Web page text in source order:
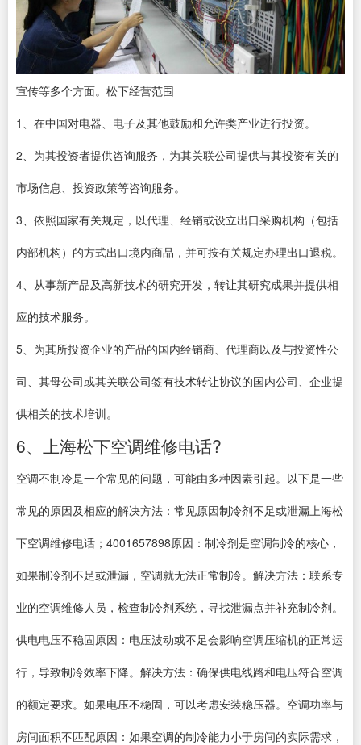
宣传等多个方面。松下经营范围
1、在中国对电器、电子及其他鼓励和允许类产业进行投资。
2、为其投资者提供咨询服务，为其关联公司提供与其投资有关的
市场信息、投资政策等咨询服务。
3、依照国家有关规定，以代理、经销或设立出口采购机构（包括
内部机构）的方式出口境内商品，并可按有关规定办理出口退税。
4、从事新产品及高新技术的研究开发，转让其研究成果并提供相
应的技术服务。
5、为其所投资企业的产品的国内经销商、代理商以及与投资性公
司、其母公司或其关联公司签有技术转让协议的国内公司、企业提
供相关的技术培训。
6、上海松下空调维修电话?
空调不制冷是一个常见的问题，可能由多种因素引起。以下是一些
常见的原因及相应的解决方法：常见原因制冷剂不足或泄漏上海松
下空调维修电话；4001657898原因：制冷剂是空调制冷的核心，
如果制冷剂不足或泄漏，空调就无法正常制冷。解决方法：联系专
业的空调维修人员，检查制冷剂系统，寻找泄漏点并补充制冷剂。
供电电压不稳固原因：电压波动或不足会影响空调压缩机的正常运
行，导致制冷效率下降。解决方法：确保供电线路和电压符合空调
的额定要求。如果电压不稳固，可以考虑安装稳压器。空调功率与
房间面积不匹配原因：如果空调的制冷能力小于房间的实际需求，